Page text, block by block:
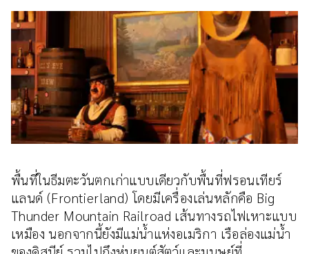
พื้นที่ในธีมตะวันตกเก่าแบบเดียวกับพื้นที่ฟรอนเทียร์
แลนด์ (Frontierland) โดยมีเครื่องเล่นหลักคือ Big
Thunder Mountain Railroad เส้นทางรถไฟเหาะแบบ
เหมือง นอกจากนี้ยังมีแม่น้ำแห่งอเมริกา เรือล่องแม่น้ำ